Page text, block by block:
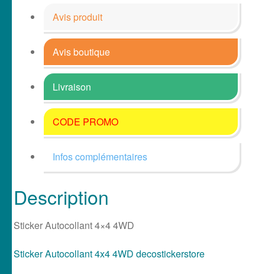
Avis produit
Avis boutique
Livraison
CODE PROMO
Infos complémentaires
Description
Sticker Autocollant 4×4 4WD
Sticker Autocollant 4x4 4WD decostickerstore